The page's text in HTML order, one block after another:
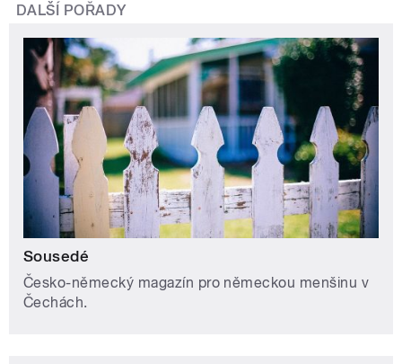
DALŠÍ POŘADY
Sousedé
Česko-německý magazín pro německou menšinu v
Čechách.